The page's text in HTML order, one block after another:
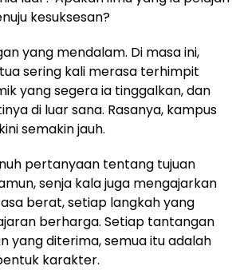
kesuksesan?
yang mendalam. Di masa ini,
sering kali merasa terhimpit
yang segera ia tinggalkan, dan
di luar sana. Rasanya, kampus
semakin jauh.
pertanyaan tentang tujuan
senja kala juga mengajarkan
berat, setiap langkah yang
berharga. Setiap tantangan
yang diterima, semua itu adalah
karakter.